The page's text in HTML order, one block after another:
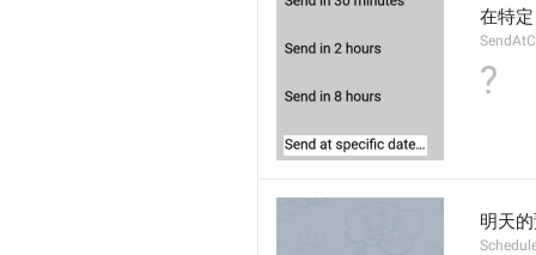
在特
?
明天